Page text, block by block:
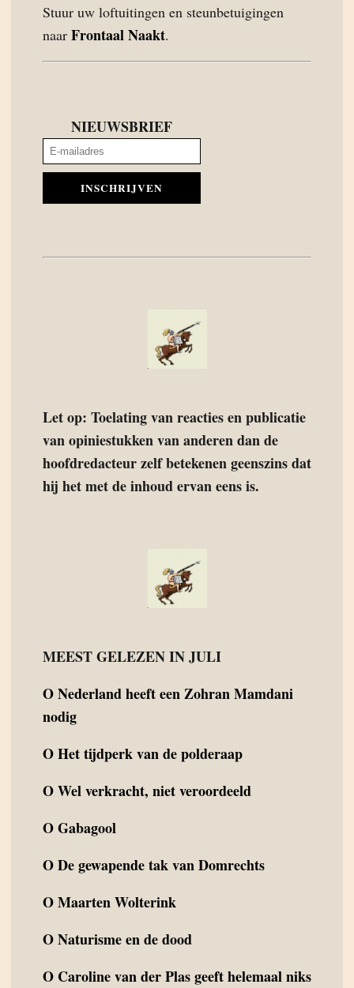
Stuur uw loftuitingen en steunbetuigingen
naar Frontaal Naakt.
NIEUWSBRIEF
INSCHRIJVEN
Let op: Toelating van reacties en publicatie
van opiniestukken van anderen dan de
hoofdredacteur zelf betekenen geenszins dat
hij het met de inhoud ervan eens is.
MEEST GELEZEN IN JULI
ONederland heeft een Zohran Mamdani
nodig
OHet tijdperk van de polderaap
OWel verkracht, niet veroordeeld
OGabagool
ODe gewapende tak van Domrechts
OMaarten Wolterink
ONaturisme en de dood
O Caroline van der Plas geeft helemaal niks